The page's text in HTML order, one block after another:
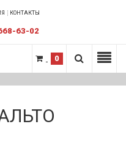
КОНТАКТЫ
63-02
0